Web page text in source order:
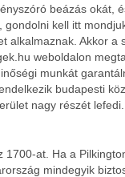
beázás
gondolni kell itt
alkalmaznak. Akkor
weboldalon
munkát
budapesti
nagy részét
at. Ha a
mindegyik